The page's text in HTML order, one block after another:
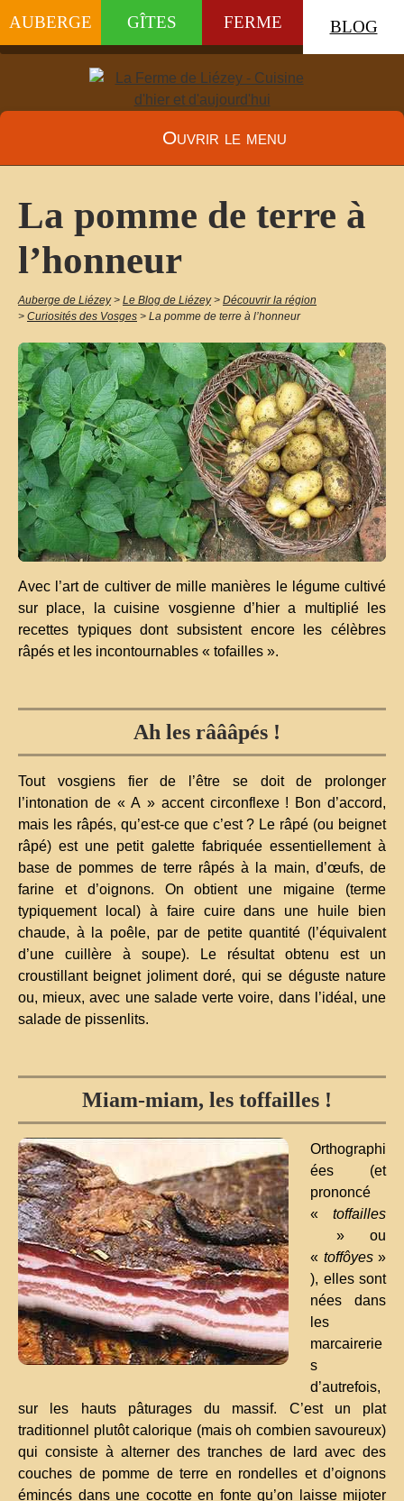
AUBERGE GÎTES FERME BLOG
Ouvrir le menu
La pomme de terre à
l’honneur
Auberge de Liézey > Le Blog de Liézey > Découvrir la région
> Curiosités des Vosges > La pomme de terre à l’honneur
Avec l’art de cultiver de mille manières le légume cultivé
sur place, la cuisine vosgienne d’hier a multiplié les
recettes typiques dont subsistent encore les célèbres
râpés et les incontournables « tofailles ».
Ah les râââpés !
Tout vosgiens fier de l’être se doit de prolonger
l’intonation de « A » accent circonflexe ! Bon d’accord,
mais les râpés, qu’est-ce que c’est ? Le râpé (ou beignet
râpé) est une petit galette fabriquée essentiellement à
base de pommes de terre râpés à la main, d’œufs, de
farine et d’oignons. On obtient une migaine (terme
typiquement local) à faire cuire dans une huile bien
chaude, à la poêle, par de petite quantité (l’équivalent
d’une cuillère à soupe). Le résultat obtenu est un
croustillant beignet joliment doré, qui se déguste nature
ou, mieux, avec une salade verte voire, dans l’idéal, une
salade de pissenlits.
Miam-miam, les toffailles !
Orthographi
ées (et
prononcé
« toffailles
» ou
« toffôyes»
), elles sont
nées dans
les
marcairerie
s
d’autrefois,
sur les hauts pâturages du massif. C’est un plat
traditionnel plutôt calorique (mais oh combien savoureux)
qui consiste à alterner des tranches de lard avec des
couches de pomme de terre en rondelles et d’oignons
émincés dans une cocotte en fonte qu’on laisse mijoter